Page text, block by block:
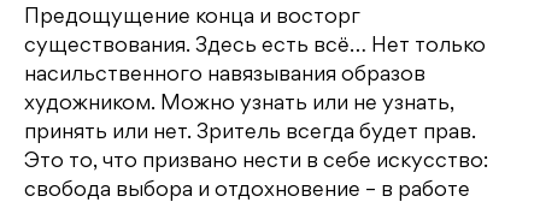
Предощущение конца и восторг
существования. Здесь есть всё… Нет только
насильственного навязывания образов
художником. Можно узнать или не узнать,
принять или нет. Зритель всегда будет прав.
Это то, что призвано нести в себе искусство:
свобода выбора и отдохновение – в работе